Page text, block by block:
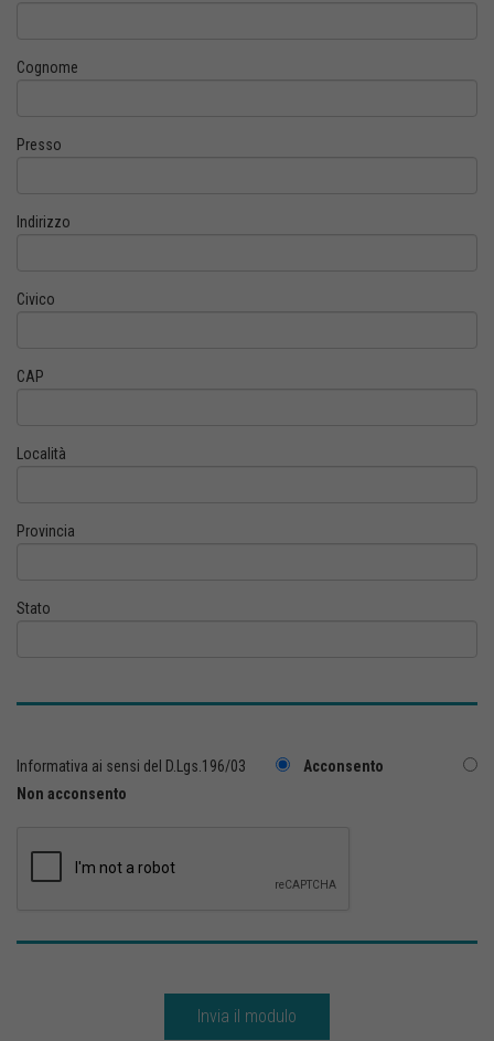
Cognome
Presso
Indirizzo
Civico
CAP
Località
Provincia
Stato
Informativa ai sensi del D.Lgs.196/03
Acconsento
Non acconsento
Invia il modulo